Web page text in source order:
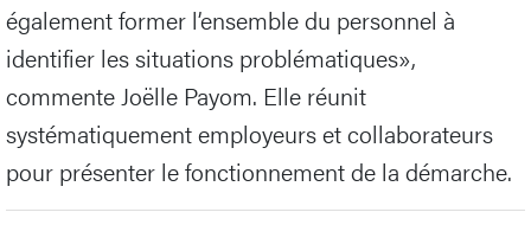
également former l’ensemble du personnel à
identifier les situations problématiques»,
commente Joëlle Payom. Elle réunit
systématiquement employeurs et collaborateurs
pour présenter le fonctionnement de la démarche.